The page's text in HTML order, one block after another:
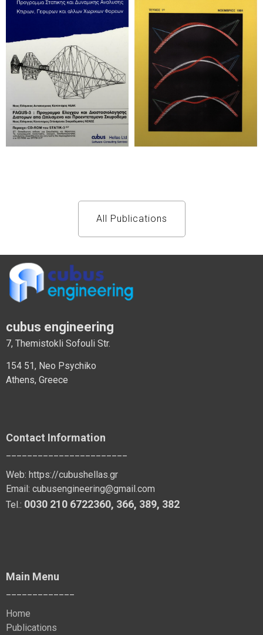
All Publications
cubus engineering
7, Themistokli Sofouli Str.
154 51, Neo Psychiko
Athens, Greece
Contact Information
Web: https://cubushellas.gr
Email: cubusengineering@gmail.com
Tel.: 0030 210 6722360, 366, 389, 382
Main Menu
Home
Publications